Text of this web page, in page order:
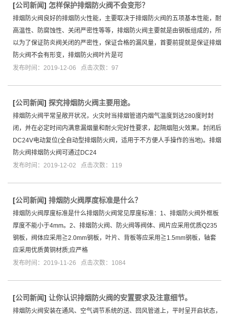
[公司新闻] 怎样保护排烟防火阀不会变形？
排烟防火阀良好的排烟防火性能，主要取决于排烟防火阀的五项基本性能，耐
高温性、防腐蚀性、关闭严密性等等，排烟防火阀主要就是由钢板组成的，所
以为了保证防炎阀关闭的严密性，保证合格的漏风量，首要前提就是保证排烟
防火阀不会有形变，排烟防火阀叶片是可
发布时间：2019-12-06 点击次数：97
[公司新闻] 探究排烟防火阀主要用途。
排烟防火阀平常呈敞开状况，火灾时当排烟管道内烟气温度到达280度时封
闭，并在必定时间内满意漏烟量和耐火完好性要求，起隔烟阻火效果。封闭后
DC24V电动复位(全自动型排烟防火阀，适用于不方便人手操作的当地)。排烟
防火阀排烟防火阀可通过DC24
发布时间：2019-12-02 点击次数：119
[公司新闻] 排烟防火阀厚度标准是什么？
排烟防火阀厚度标准是什么排烟防火阀常见厚度标准：1、排烟防火阀外框板
厚度不能小于4mm。2、排烟防火阀、防火阀等阀体、阀片应采用优质Q235
钢板，阀体应采用≧2.0mm钢板，叶片、背板等应采用≧1.5mm钢板，轴套
应采用优质黄铜材质;应严格
发布时间：2019-11-26 点击次数：1084
[公司新闻] 让你认识排烟防火阀的安置要求及注意细节。
排烟防火阀安装在通风、空气调节系统的送、回风管道上，平时呈开启状态，